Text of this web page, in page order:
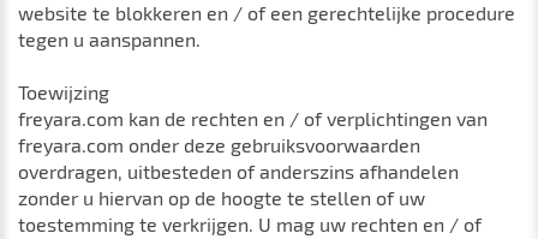
website te blokkeren en / of een gerechtelijke procedure
tegen u aanspannen.
Toewijzing
freyara.com kan de rechten en / of verplichtingen van
freyara.com onder deze gebruiksvoorwaarden
overdragen, uitbesteden of anderszins afhandelen
zonder u hiervan op de hoogte te stellen of uw
toestemming te verkrijgen. U mag uw rechten en / of